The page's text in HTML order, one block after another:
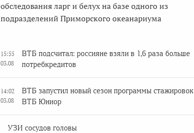
обследования ларг и белух на базе одного из
подразделений Приморского океанариума
15:55
03.08
ВТБ подсчитал: россияне взяли в 1,6 раза больше
потребкредитов
14:02
03.08
ВТБ запустил новый сезон программы стажировок
ВТБ Юниор
УЗИ сосудов головы